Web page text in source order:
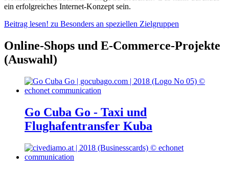
ein erfolgreiches Internet-Konzept sein.
Beitrag lesen! zu Besonders an speziellen Zielgruppen
Online-Shops und E-Commerce-Projekte
(Auswahl)
Go Cuba Go - Taxi und
Flughafentransfer Kuba